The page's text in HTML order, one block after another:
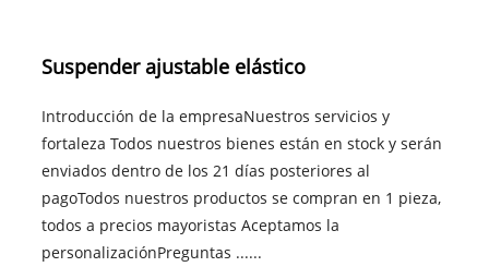
Suspender ajustable elástico
Introducción de la empresaNuestros servicios y
fortaleza Todos nuestros bienes están en stock y serán
enviados dentro de los 21 días posteriores al
pagoTodos nuestros productos se compran en 1 pieza,
todos a precios mayoristas Aceptamos la
personalizaciónPreguntas ......